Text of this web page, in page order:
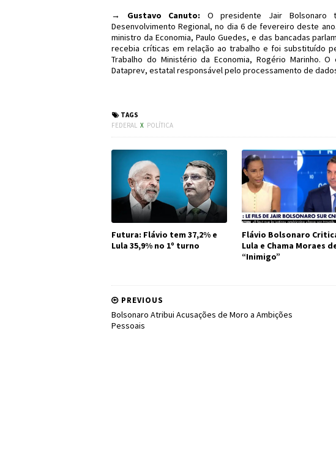
→ Gustavo Canuto: O presidente Jair Bolsonaro
Desenvolvimento Regional, no dia 6 de fevereiro deste
ministro da Economia, Paulo Guedes, e das bancadas
recebia críticas em relação ao trabalho e foi substituído
Trabalho do Ministério da Economia, Rogério Marinho.
Dataprev, estatal responsável pelo processamento de
TAGS
FEDERAL X POLÍTICA
Futura: Flávio tem 37,2% e
Lula 35,9% no 1º turno
Flávio Bolsonaro
Lula e Chama Moraes
“Inimigo”
PREVIOUS
Bolsonaro Atribui Acusações de Moro a Ambições
Pessoais